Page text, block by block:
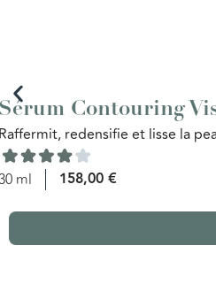
Sérum Contouring
Raffermit, redensifie et lisse la
30 ml 158,00 €